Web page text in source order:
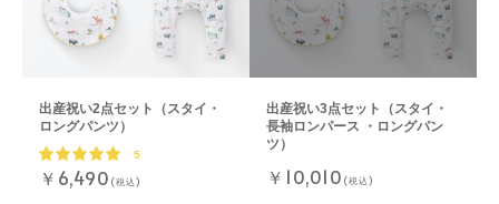
出産祝い2点セット（スタイ・
ロングパンツ）
5
￥6,490 (税込)
出産祝い3点セット（スタイ・
長袖ロンパース ・ロングパン
ツ）
￥10,010 (税込)